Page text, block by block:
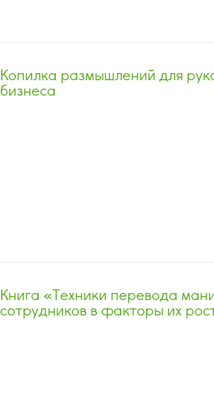
Копилка размышлений для
бизнеса
Книга «Техники перевода
сотрудников в факторы их